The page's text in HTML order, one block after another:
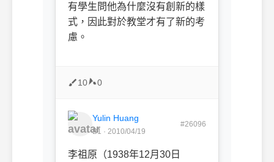
有學生問他為什麼沒有創新的樣
式，因此對於教堂才有了新的考
慮。
10 0
Yulin Huang
B1 · 2010/04/19
#26096
李祖原（1938年12月30日